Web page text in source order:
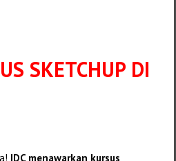
SKETCHUP DI
IDC menawarkan kursus